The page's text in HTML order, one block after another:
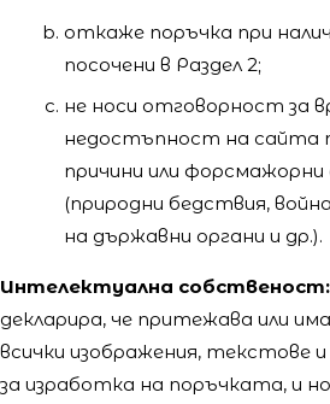
откаже поръчка при
посочени в Раздел 2;
не носи отговорност за
недостъпност на сайта
причини или
(природни бедствия,
на държавни органи и др.).
Интелектуална собственост:
декларира, че притежава или
всички изображения, текстове
за изработка на поръчката, и